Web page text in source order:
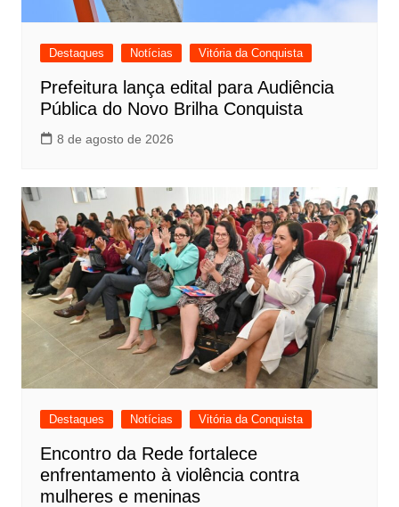
Destaques Notícias Vitória da Conquista
Prefeitura lança edital para Audiência
Pública do Novo Brilha Conquista
8 de agosto de 2026
Destaques Notícias Vitória da Conquista
Encontro da Rede fortalece
enfrentamento à violência contra
mulheres e meninas